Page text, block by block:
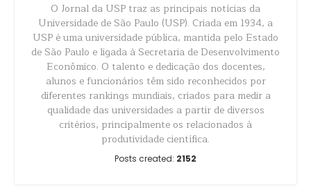
O Jornal da USP traz as principais notícias da
Universidade de São Paulo (USP). Criada em 1934, a
USP é uma universidade pública, mantida pelo Estado
de São Paulo e ligada à Secretaria de Desenvolvimento
Econômico. O talento e dedicação dos docentes,
alunos e funcionários têm sido reconhecidos por
diferentes rankings mundiais, criados para medir a
qualidade das universidades a partir de diversos
critérios, principalmente os relacionados à
produtividade científica.
Posts created: 2152